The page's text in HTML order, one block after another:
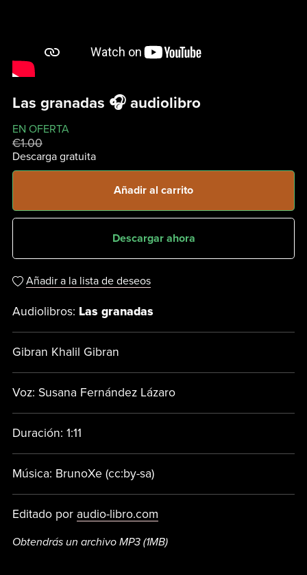
Las granadas 🎧 audiolibro
EN OFERTA
€1.00
Descarga gratuita
Añadir al carrito
Descargar ahora
Añadir a la lista de deseos
Audiolibros: Las granadas
Gibran Khalil Gibran
Voz: Susana Fernández Lázaro
Duración: 1:11
Música: BrunoXe (cc:by-sa)
Editado por audio-libro.com
Obtendrás un archivo MP3 (1MB)